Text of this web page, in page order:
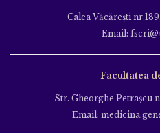
Calea Văcăreşti
Email:
Facultatea
Str. Gheorghe Petraşcu
Email: